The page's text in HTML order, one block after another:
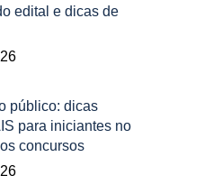
edital e dicas de
público: dicas
para iniciantes no
concursos